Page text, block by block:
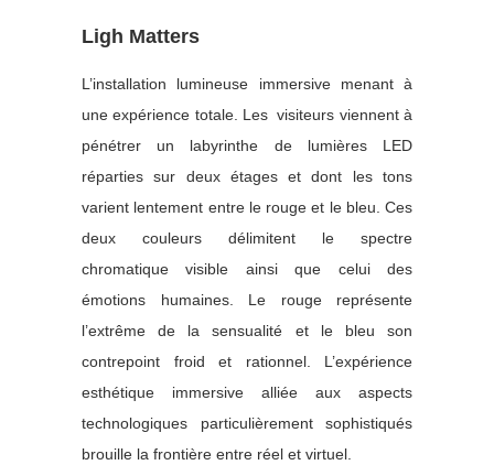
Ligh Matters
L’installation lumineuse immersive menant à
une expérience totale. Les visiteurs viennent à
pénétrer un labyrinthe de lumières LED
réparties sur deux étages et dont les tons
varient lentement entre le rouge et le bleu. Ces
deux couleurs délimitent le spectre
chromatique visible ainsi que celui des
émotions humaines. Le rouge représente
l’extrême de la sensualité et le bleu son
contrepoint froid et rationnel. L’expérience
esthétique immersive alliée aux aspects
technologiques particulièrement sophistiqués
brouille la frontière entre réel et virtuel.